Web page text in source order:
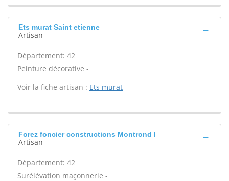
Ets murat Saint etienne
Artisan
Département: 42
Peinture décorative -
Voir la fiche artisan : Ets murat
Forez foncier constructions Montrond l
Artisan
Département: 42
Surélévation maçonnerie -